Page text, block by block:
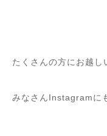
たくさんの方にお越し
みなさんInstagramに